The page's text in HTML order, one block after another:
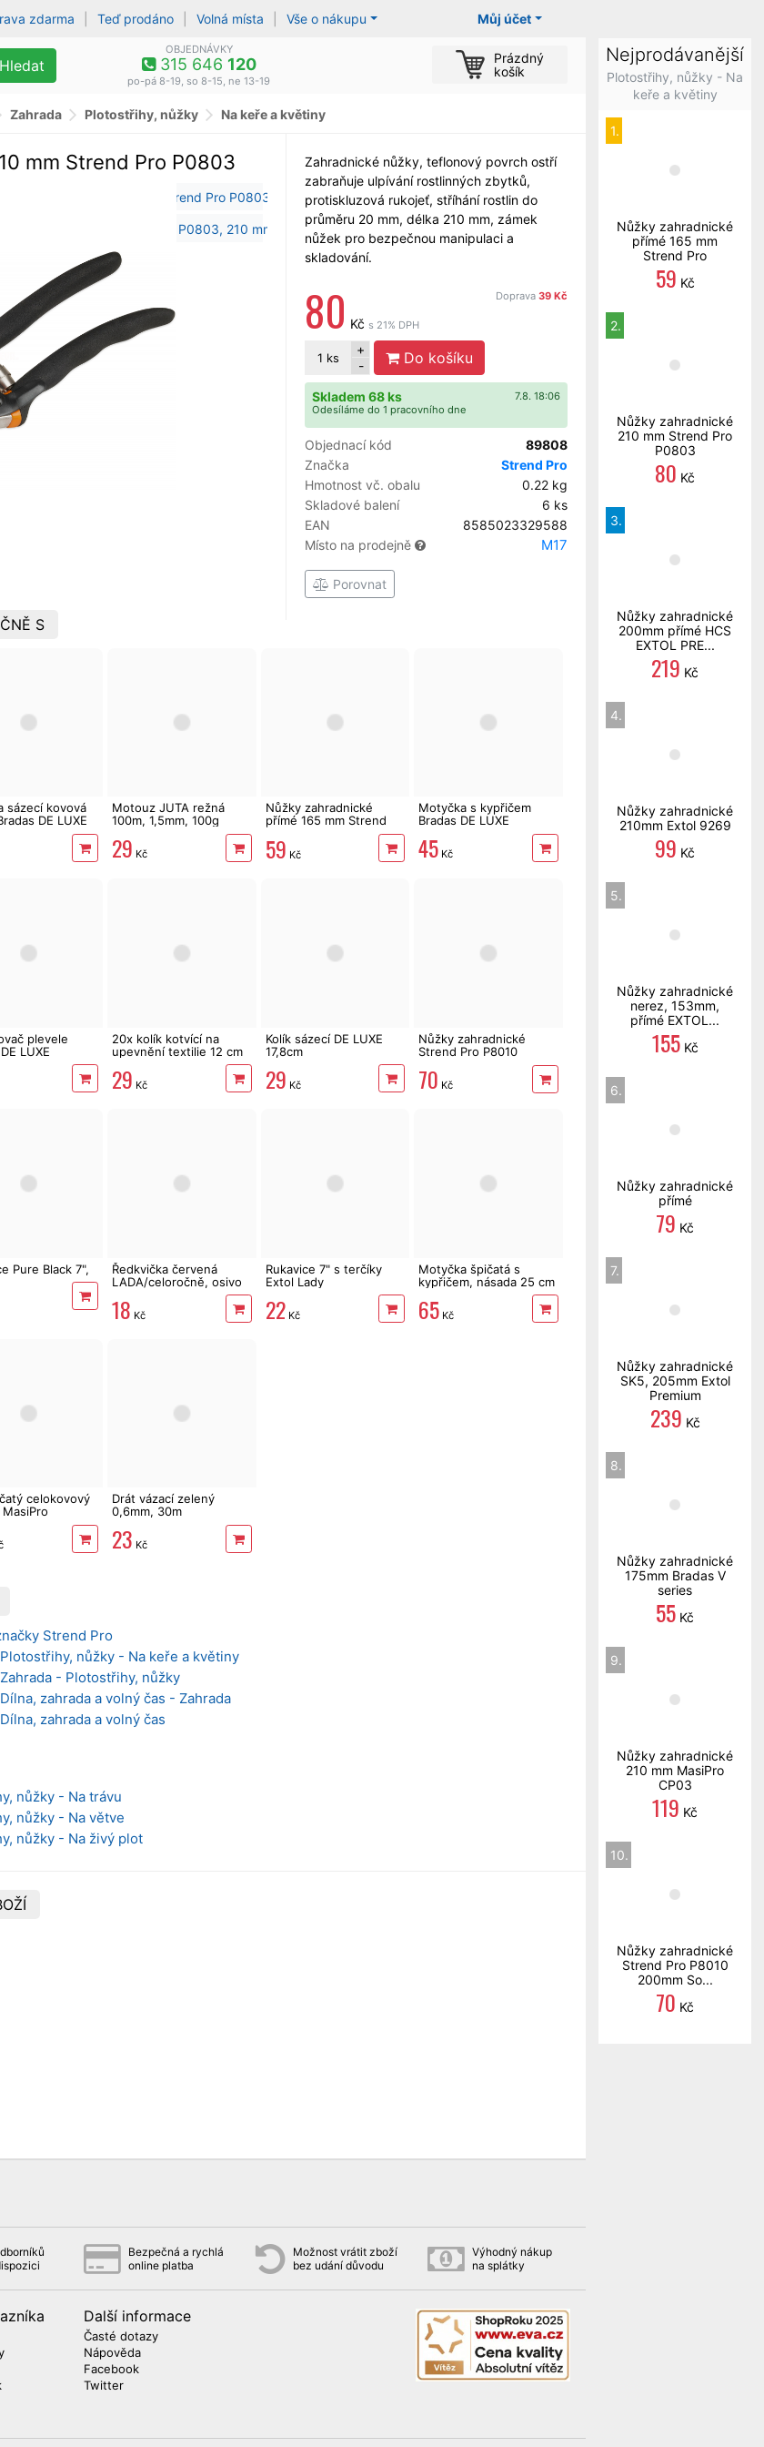
Můj účet
zdarma Teď prodáno Volná místa Vše o nákupu
Hledat
OBJEDNÁVKY
315 646 120
po-pá 8-19, so 8-15, ne 13-19
Prázdný
košík
Zahrada Plotostřihy, nůžky Na keře a květiny
Zahradnické nůžky, teflonový povrch ostří
zabraňuje ulpívání rostlinných zbytků,
protiskluzová rukojeť, stříhání rostlin do
průměru 20 mm, délka 210 mm, zámek
nůžek pro bezpečnou manipulaci a
skladování.
Doprava 39 Kč
80 Kč s 21% DPH
1 ks
+
-
Do košíku
7.8. 18:06
Skladem 68 ks
Odesíláme do 1 pracovního dne
Objednací kód
89808
Značka
Strend Pro
Hmotnost vč. obalu
0.22 kg
Skladové balení
6 ks
EAN
8585023329588
Místo na prodejně
M17
Porovnat
mm Strend Pro P0803
S
sázecí kovová
DE LUXE
Motouz JUTA režná
100m, 1,5mm, 100g
29 Kč
Nůžky zahradnické
přímé 165 mm Strend
59 Kč
Motyčka s kypřičem
Bradas DE LUXE
45 Kč
plevele
LUXE
20x kolík kotvící na
upevnění textilie 12 cm
29 Kč
Kolík sázecí DE LUXE
17,8cm
29 Kč
Nůžky zahradnické
Strend Pro P8010
70 Kč
Pure Black 7",
Ředkvička červená
LADA/celoročně, osivo
18 Kč
Rukavice 7" s terčíky
Extol Lady
22 Kč
Motyčka špičatá s
kypřičem, násada 25 cm
65 Kč
celokovový
Drát vázací zelený
0,6mm, 30m
23 Kč
Strend Pro
nůžky - Na keře a květiny
- Plotostřihy, nůžky
zahrada a volný čas - Zahrada
zahrada a volný čas
nůžky - Na trávu
nůžky - Na větve
nůžky - Na živý plot
Bezpečná a rychlá
online platba
Možnost vrátit zboží
bez udání důvodu
Výhodný nákup
na splátky
Další informace
Časté dotazy
Nápověda
Facebook
Twitter
Nejprodávanější
Plotostřihy, nůžky - Na
keře a květiny
1.
Nůžky zahradnické
přímé 165 mm
Strend Pro
59 Kč
2.
Nůžky zahradnické
210 mm Strend Pro
P0803
80 Kč
3.
Nůžky zahradnické
200mm přímé HCS
EXTOL PRE...
219 Kč
4.
Nůžky zahradnické
210mm Extol 9269
99 Kč
5.
Nůžky zahradnické
nerez, 153mm,
přímé EXTOL...
155Kč
6.
Nůžky zahradnické
přímé
79 Kč
7.
Nůžky zahradnické
SK5, 205mm Extol
Premium
239 Kč
8.
Nůžky zahradnické
175mm Bradas V
series
55 Kč
9.
Nůžky zahradnické
210 mm MasiPro
CP03
119 Kč
10.
Nůžky zahradnické
Strend Pro P8010
200mm So...
70 Kč